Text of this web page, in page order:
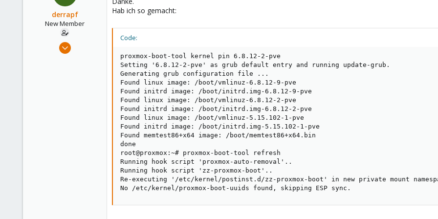
derrapf
New Member
Oct 12, 2024
Hab ich so gemacht:
Code:
proxmox-boot-tool kernel pin 6.8.12-2-pve
Setting '6.8.12-2-pve' as grub default entry and running update-grub.
Generating grub configuration file ...
Found linux image: /boot/vmlinuz-6.8.12-9-pve
Found initrd image: /boot/initrd.img-6.8.12-9-pve
Found linux image: /boot/vmlinuz-6.8.12-2-pve
Found initrd image: /boot/initrd.img-6.8.12-2-pve
Found linux image: /boot/vmlinuz-5.15.102-1-pve
Found initrd image: /boot/initrd.img-5.15.102-1-pve
Found memtest86+x64 image: /boot/memtest86+x64.bin
done
root@proxmox:~# proxmox-boot-tool refresh
Running hook script 'proxmox-auto-removal'..
Running hook script 'zz-proxmox-boot'..
Re-executing '/etc/kernel/postinst.d/zz-proxmox-boot' in new private mount
No /etc/kernel/proxmox-boot-uuids found, skipping ESP sync.